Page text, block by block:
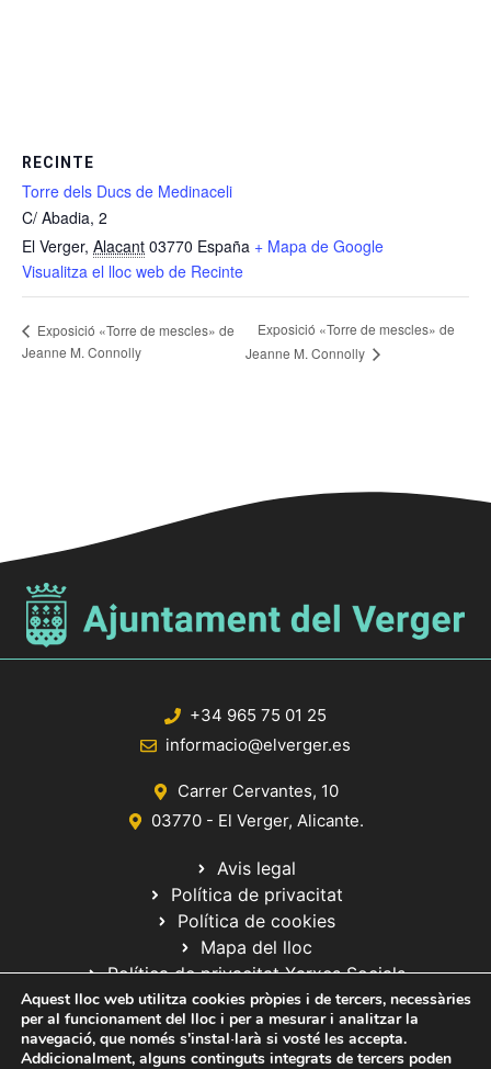
RECINTE
Torre dels Ducs de Medinaceli
C/ Abadia, 2
El Verger, Alacant 03770 España + Mapa de Google
Visualitza el lloc web de Recinte
Exposició «Torre de mescles» de
Jeanne M. Connolly
Exposició «Torre de mescles» de
Jeanne M. Connolly
+34 965 75 01 25
informacio@elverger.es
Carrer Cervantes, 10
03770 - El Verger, Alicante.
Avis legal
Política de privacitat
Política de cookies
Mapa del lloc
Política de privacitat Xarxes Socials
Aquest lloc web utilitza cookies pròpies i de tercers, necessàries
per al funcionament del lloc i per a mesurar i analitzar la
navegació, que només s'instal·larà si vosté les accepta.
Addicionalment, alguns continguts integrats de tercers poden